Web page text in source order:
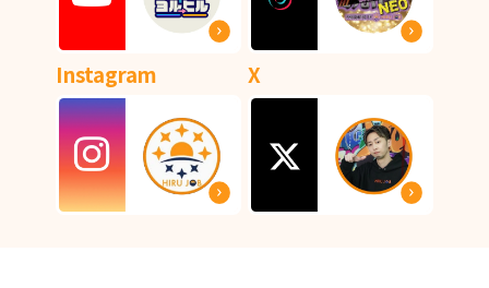
Instagram X